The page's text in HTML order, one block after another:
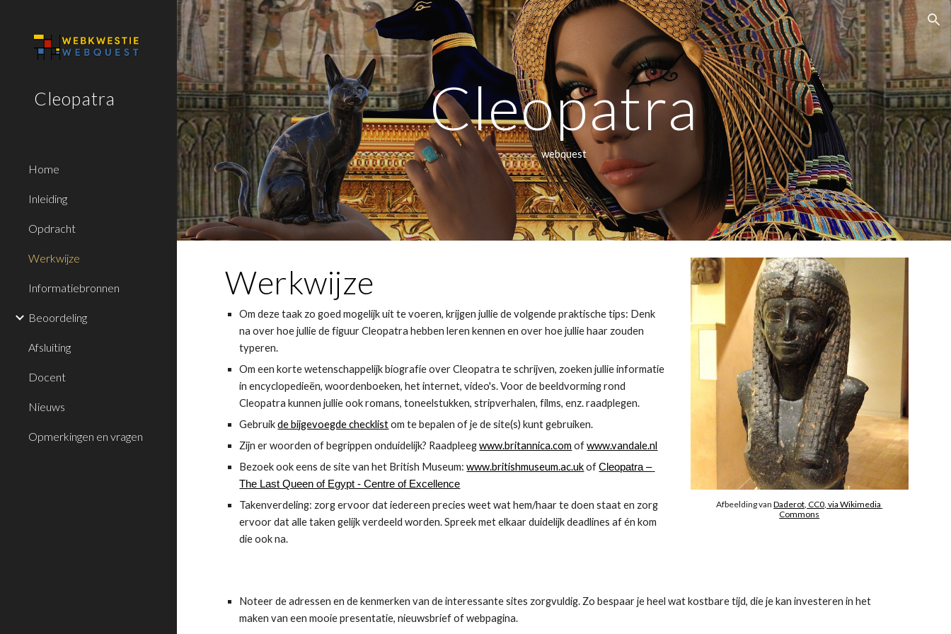
Skip to main content Skip to navigation
Cleopatra
Home
Inleiding
Opdracht
Werkwijze
Informatiebronnen
Beoordeling
Afsluiting
Docent
Nieuws
Opmerkingen en vragen
Cleopatra
webquest
Werkwijze
Om deze taak zo goed mogelijk uit te voeren, krijgen jullie de volgende praktische tips: Denk
na over hoe jullie de figuur Cleopatra hebben leren kennen en over hoe jullie haar zouden
typeren.
Om een korte wetenschappelijk biografie over Cleopatra te schrijven, zoeken jullie informatie
in encyclopedieën, woordenboeken, het internet, video's. Voor de beeldvorming rond
Cleopatra kunnen jullie ook romans, toneelstukken, stripverhalen, films, enz. raadplegen.
Gebruik de bijgevoegde checklist om te bepalen of je de site(s) kunt gebruiken.
Zijn er woorden of begrippen onduidelijk? Raadpleeg www.britannica.com of www.vandale.nl
Bezoek ook eens de site van het British Museum: www.britishmuseum.ac.uk of Cleopatra –
The Last Queen of Egypt - Centre of Excellence
Takenverdeling: zorg ervoor dat iedereen precies weet wat hem/haar te doen staat en zorg
ervoor dat alle taken gelijk verdeeld worden. Spreek met elkaar duidelijk deadlines af én kom
die ook na.
Afbeelding van Daderot, CC0, via Wikimedia
Commons
Noteer de adressen en de kenmerken van de interessante sites zorgvuldig. Zo bespaar je heel wat kostbare tijd, die je kan investeren in het
maken van een mooie presentatie, nieuwsbrief of webpagina.